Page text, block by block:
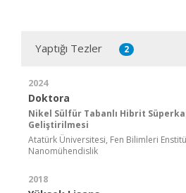
Yaptığı Tezler 2
2024
Doktora
Nikel Sülfür Tabanlı Hibrit
Geliştirilmesi
Atatürk Üniversitesi, Fen Bilimleri
Nanomühendislik
2018